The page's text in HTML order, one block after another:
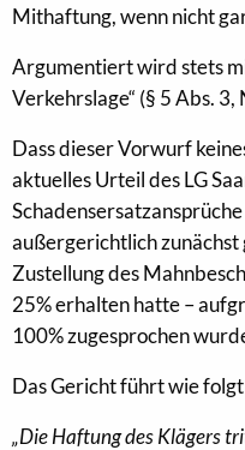
Mithaftung, wenn nicht
Argumentiert wird stets
Verkehrslage“ (§ 5 Abs. 3,
Dass dieser Vorwurf
aktuelles Urteil des LG
außergerichtlich zunächst
Zustellung des
25% erhalten hatte –
100% zugesprochen
Das Gericht führt wie folgt
„Die Haftung des Klägers